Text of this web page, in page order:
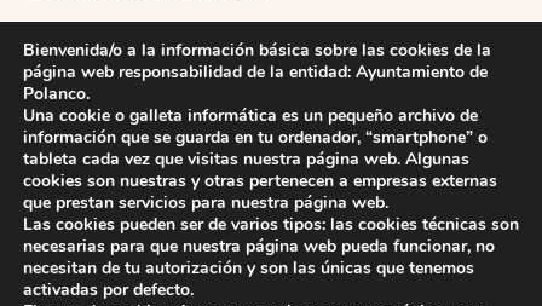
Proyecto Ordenanza nº 43. Reguladora de la tasa
por la prestación del servicio público de retirada de
animales de la vía pública
Skip back to main navigation
Bienvenida/o a la información básica sobre las cookies de la
página web responsabilidad de la entidad: Ayuntamiento de
Polanco.
Una cookie o galleta informática es un pequeño archivo de
información que se guarda en tu ordenador, “smartphone” o
tableta cada vez que visitas nuestra página web. Algunas
cookies son nuestras y otras pertenecen a empresas externas
que prestan servicios para nuestra página web.
Las cookies pueden ser de varios tipos: las cookies técnicas son
necesarias para que nuestra página web pueda funcionar, no
necesitan de tu autorización y son las únicas que tenemos
activadas por defecto.